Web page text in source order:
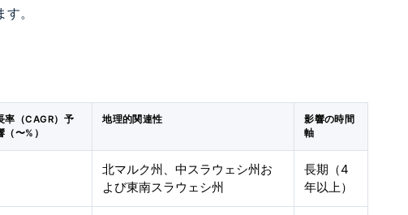
。
率（CAGR）予
〜%）
地理的関連性
影響の時間
軸
北マルク州、中スラウェシ州お
よび東南スラウェシ州
長期（4
年以上）